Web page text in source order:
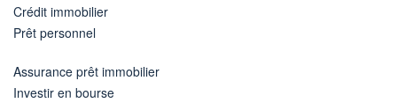
Crédit immobilier
Prêt personnel
Assurance prêt immobilier
Investir en bourse